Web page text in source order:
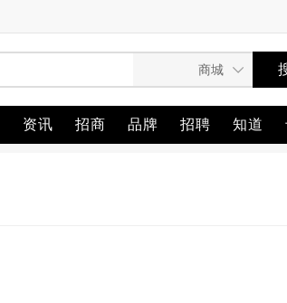
资讯 招商 品牌 招聘 知道